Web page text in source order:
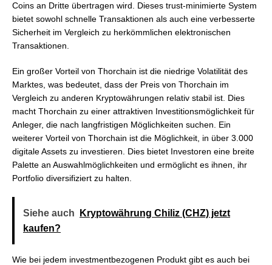
Coins an Dritte übertragen wird. Dieses trust-minimierte System
bietet sowohl schnelle Transaktionen als auch eine verbesserte
Sicherheit im Vergleich zu herkömmlichen elektronischen
Transaktionen.
Ein großer Vorteil von Thorchain ist die niedrige Volatilität des
Marktes, was bedeutet, dass der Preis von Thorchain im
Vergleich zu anderen Kryptowährungen relativ stabil ist. Dies
macht Thorchain zu einer attraktiven Investitionsmöglichkeit für
Anleger, die nach langfristigen Möglichkeiten suchen. Ein
weiterer Vorteil von Thorchain ist die Möglichkeit, in über 3.000
digitale Assets zu investieren. Dies bietet Investoren eine breite
Palette an Auswahlmöglichkeiten und ermöglicht es ihnen, ihr
Portfolio diversifiziert zu halten.
Siehe auch
Kryptowährung Chiliz (CHZ) jetzt
kaufen?
Wie bei jedem investmentbezogenen Produkt gibt es auch bei